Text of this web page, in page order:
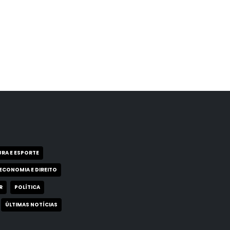
E ESPORTE
ECONOMIA E DIREITO
POLÍTICA
ÚLTIMAS NOTÍCIAS